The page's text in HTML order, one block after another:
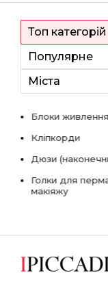
Топ категорій
Популярне
Міста
Блоки
Кліпкорди
Дюзи
Голки для
макіяжу